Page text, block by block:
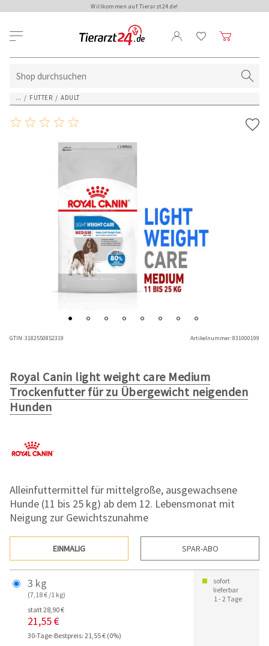
Willkommen auf Tierarzt24.de!
... / FUTTER / ADULT
GTIN:3182550852319 Artikelnummer:831000199
Royal Canin light weight care Medium
Trockenfutter für zu Übergewicht neigenden
Hunden
Alleinfuttermittel für mittelgroße, ausgewachsene
Hunde (11 bis 25 kg) ab dem 12. Lebensmonat mit
Neigung zur Gewichtszunahme
EINMALIG SPAR-ABO
3 kg
(7,18 € /1 kg)
statt 28,90 €
21,55 €
30-Tage-Bestpreis: 21,55 € (0%)
sofort
lieferbar
1 - 2 Tage